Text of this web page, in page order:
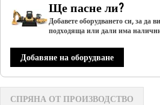
Ще пасне ли?
Добавете оборудването си, за да
подходяща или дали има
Добавяне на оборудване
СПРЯНА ОТ ПРОИЗВОДСТВО